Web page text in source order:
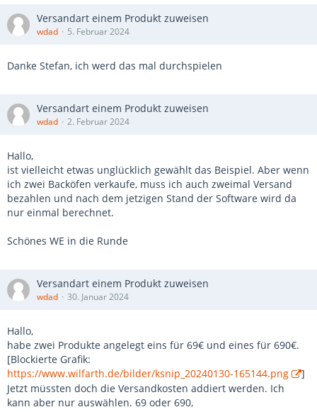
Versandart einem Produkt zuweisen
wdad 5. Februar 2024
Danke Stefan, ich werd das mal durchspielen
Versandart einem Produkt zuweisen
wdad 2. Februar 2024
Hallo,
ist vielleicht etwas unglücklich gewählt das Beispiel. Aber wenn
ich zwei Backöfen verkaufe, muss ich auch zweimal Versand
bezahlen und nach dem jetzigen Stand der Software wird da
nur einmal berechnet.
Schönes WE in die Runde
Versandart einem Produkt zuweisen
wdad 30. Januar 2024
Hallo,
habe zwei Produkte angelegt eins für 69€ und eines für 690€.
[Blockierte Grafik:
https://www.wilfarth.de/bilder/ksnip_20240130-165144.png
]
Jetzt müssten doch die Versandkosten addiert werden. Ich
kann aber nur auswählen. 69 oder 690,